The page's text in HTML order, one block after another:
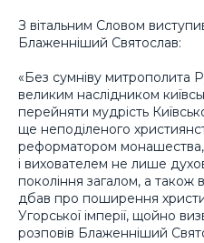
З вітальним Словом
Блаженніший Святослав:
«Без сумніву митрополита
великим наслідником
перейняти мудрість
ще неподіленого
реформатором монашества,
і вихователем не лише
покоління загалом, а також
дбав про поширення
Угорської імперії, щойно
розповів Блаженніший